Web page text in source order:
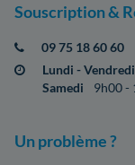
Souscription &
09 75 18 60 60
Lundi - Vendredi
Samedi
9h00 -
Un problème ?